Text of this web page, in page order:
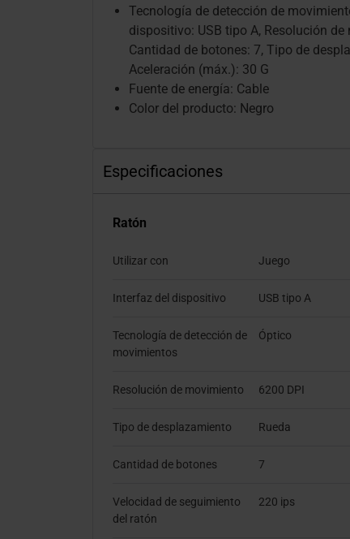
Tecnología de detección de
dispositivo: USB tipo A, Resolución
Cantidad de botones: 7, Tipo de
Aceleración (máx.): 30 G
Fuente de energía: Cable
Color del producto: Negro
Especificaciones
Ratón
Utilizar con Juego
Interfaz del dispositivo USB tipo A
Tecnología de detección de
movimientos
Óptico
Resolución de movimiento 6200 DPI
Tipo de desplazamiento Rueda
Cantidad de botones 7
Velocidad de seguimiento
del ratón
220 ips